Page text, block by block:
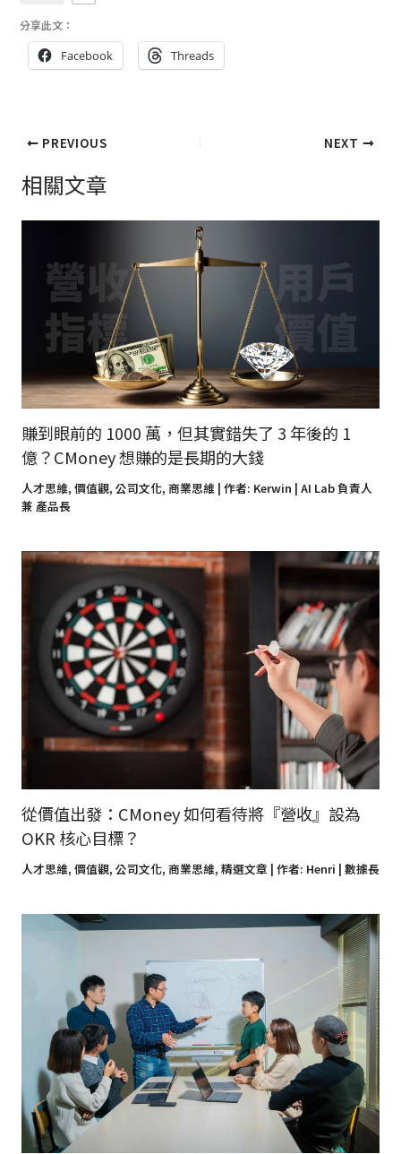
分享此文：
Facebook Threads
PREVIOUS NEXT
相關文章
賺到眼前的 1000 萬，但其實錯失了 3 年後的 1
億？CMoney 想賺的是長期的大錢
人才思維, 價值觀, 公司文化, 商業思維| 作者: Kerwin | AI Lab 負責人
兼 產品長
從價值出發：CMoney 如何看待將『營收』設為
OKR 核心目標？
人才思維, 價值觀, 公司文化, 商業思維, 精選文章 | 作者: Henri | 數據長